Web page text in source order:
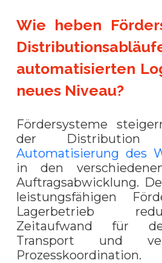
Wie heben
automatisierten
neues Niveau?
Fördersysteme
der
Automatisierung des
in den
Auftragsabwicklung.
leistungsfähigen
Lagerbetrieb
Zeitaufwand für
Transport und
Prozesskoordination.